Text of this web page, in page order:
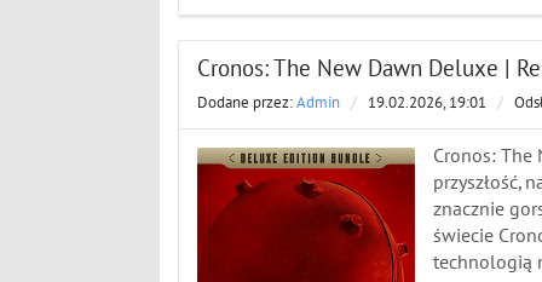
Cronos: The New Dawn Deluxe |
Dodane przez:Admin / 19.02.2026, 19:01 /
Cronos: The
przyszłość,
znacznie
świecie
technologią